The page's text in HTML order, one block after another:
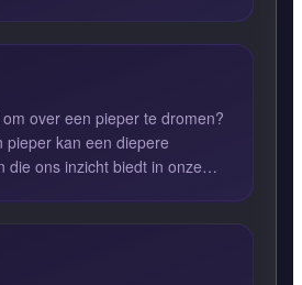
over een pieper te dromen?
pieper kan een diepere
die ons inzicht biedt in onze